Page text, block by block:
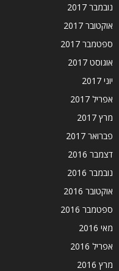
נובמבר 2017
אוקטובר 2017
ספטמבר 2017
אוגוסט 2017
יוני 2017
אפריל 2017
מרץ 2017
פברואר 2017
דצמבר 2016
נובמבר 2016
אוקטובר 2016
ספטמבר 2016
מאי 2016
אפריל 2016
מרץ 2016